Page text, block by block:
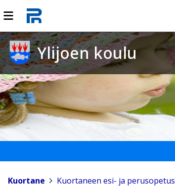
Ylijoen koulu
Kuortane Kuortaneen esi- ja perusopetus